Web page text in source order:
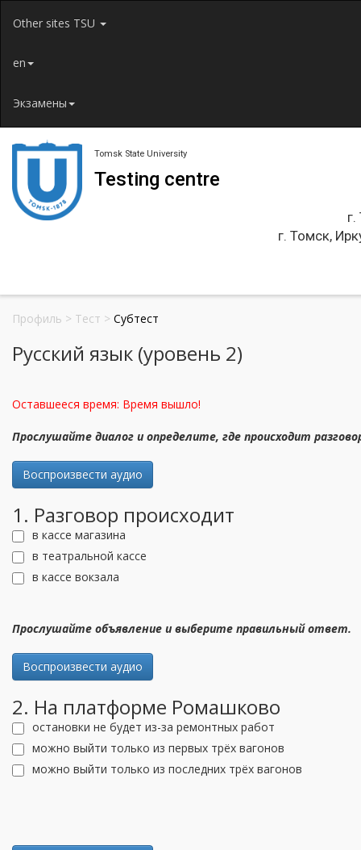
Other sites TSU
en
Экзамены
Tomsk State University
Testing centre
г. Томск,
Профиль > Тест > Субтест
Русский язык (уровень 2)
Оставшееся время: Время вышло!
Прослушайте диалог и определите, где происходит
Воспроизвести аудио
1. Разговор происходит
в кассе магазина
в театральной кассе
в кассе вокзала
Прослушайте объявление и выберите правильный ответ.
Воспроизвести аудио
2. На платформе Ромашково
остановки не будет из-за ремонтных работ
можно выйти только из первых трёх вагонов
можно выйти только из последних трёх вагонов